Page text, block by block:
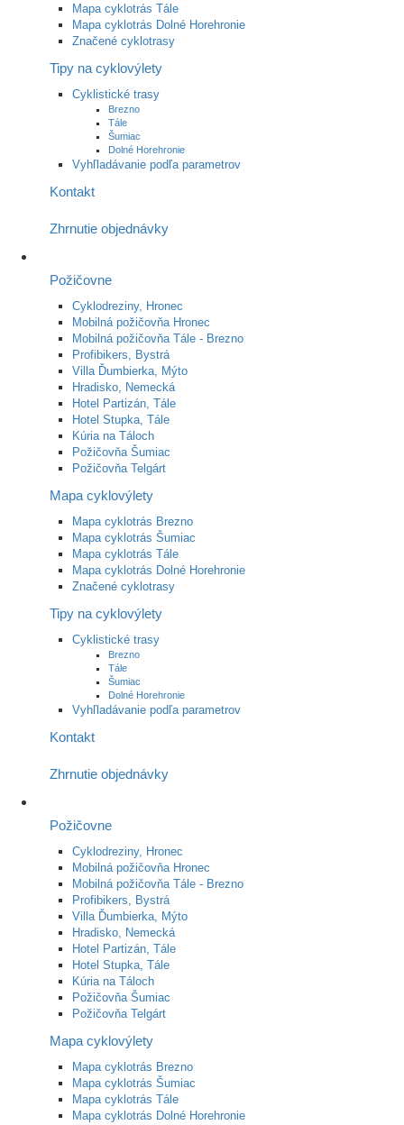
Mapa cyklotrás Tále
Mapa cyklotrás Dolné Horehronie
Značené cyklotrasy
Tipy na cyklovýlety
Cyklistické trasy
Brezno
Tále
Šumiac
Dolné Horehronie
Vyhľladávanie podľa parametrov
Kontakt
Zhrnutie objednávky
Požičovne
Cyklodreziny, Hronec
Mobilná požičovňa Hronec
Mobilná požičovňa Tále - Brezno
Profibikers, Bystrá
Villa Ďumbierka, Mýto
Hradisko, Nemecká
Hotel Partizán, Tále
Hotel Stupka, Tále
Kúria na Táloch
Požičovňa Šumiac
Požičovňa Telgárt
Mapa cyklovýlety
Mapa cyklotrás Brezno
Mapa cyklotrás Šumiac
Mapa cyklotrás Tále
Mapa cyklotrás Dolné Horehronie
Značené cyklotrasy
Tipy na cyklovýlety
Cyklistické trasy
Brezno
Tále
Šumiac
Dolné Horehronie
Vyhľladávanie podľa parametrov
Kontakt
Zhrnutie objednávky
Požičovne
Cyklodreziny, Hronec
Mobilná požičovňa Hronec
Mobilná požičovňa Tále - Brezno
Profibikers, Bystrá
Villa Ďumbierka, Mýto
Hradisko, Nemecká
Hotel Partizán, Tále
Hotel Stupka, Tále
Kúria na Táloch
Požičovňa Šumiac
Požičovňa Telgárt
Mapa cyklovýlety
Mapa cyklotrás Brezno
Mapa cyklotrás Šumiac
Mapa cyklotrás Tále
Mapa cyklotrás Dolné Horehronie